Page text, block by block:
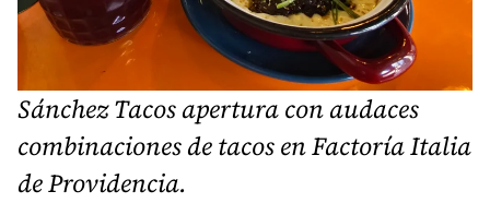
Sánchez Tacos apertura con audaces
combinaciones de tacos en Factoría Italia
de Providencia.